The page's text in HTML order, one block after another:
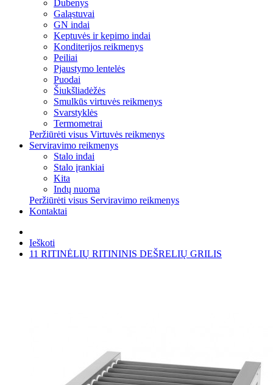
Dubenys
Galąstuvai
GN indai
Keptuvės ir kepimo indai
Konditerijos reikmenys
Peiliai
Pjaustymo lentelės
Puodai
Šiukšliadėžės
Smulkūs virtuvės reikmenys
Svarstyklės
Termometrai
Peržiūrėti visus Virtuvės reikmenys
Serviravimo reikmenys
Stalo indai
Stalo įrankiai
Kita
Indų nuoma
Peržiūrėti visus Serviravimo reikmenys
Kontaktai
Ieškoti
11 RITINĖLIŲ RITININIS DEŠRELIŲ GRILIS